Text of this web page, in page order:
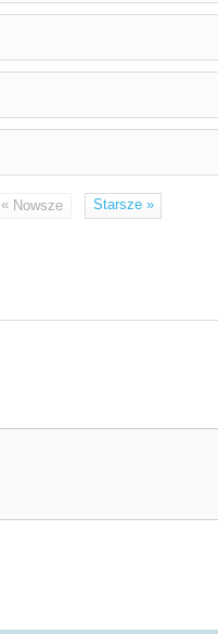
« Nowsze Starsze»